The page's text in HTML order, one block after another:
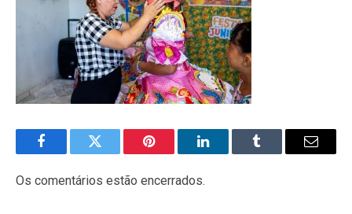
FacebookTwitter Pinterest LinkedInTumblr
E-
Os comentários estão encerrados.